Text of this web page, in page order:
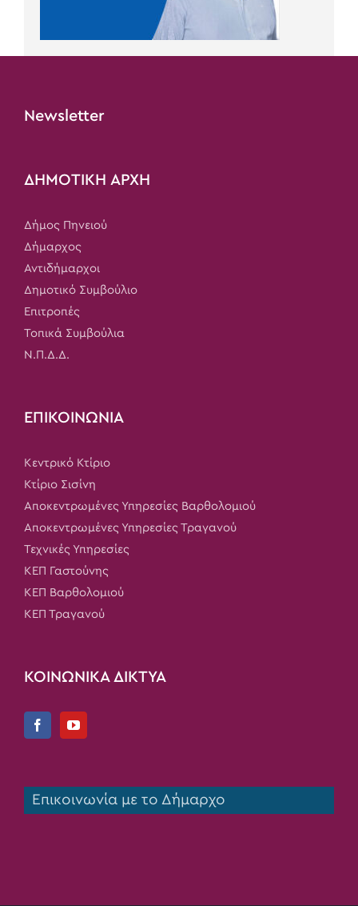
Newsletter
ΔΗΜΟΤΙΚΗ ΑΡΧΗ
Δήμος Πηνειού
Δήμαρχος
Αντιδήμαρχοι
Δημοτικό Συμβούλιο
Επιτροπές
Τοπικά Συμβούλια
Ν.Π.Δ.Δ.
ΕΠΙΚΟΙΝΩΝΙΑ
Κεντρικό Κτίριο
Κτίριο Σισίνη
Αποκεντρωμένες Υπηρεσίες Βαρθολομιού
Αποκεντρωμένες Υπηρεσίες Τραγανού
Τεχνικές Υπηρεσίες
ΚΕΠ Γαστούνης
ΚΕΠ Βαρθολομιού
ΚΕΠ Τραγανού
ΚΟΙΝΩΝΙΚΑ ΔΙΚΤΥΑ
Επικοινωνία με το Δήμαρχο